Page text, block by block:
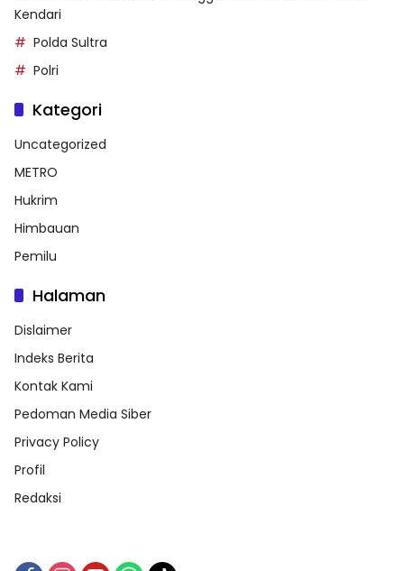
Kendari
Polda Sultra
Polri
Kategori
Uncategorized
METRO
Hukrim
Himbauan
Pemilu
Halaman
Dislaimer
Indeks Berita
Kontak Kami
Pedoman Media Siber
Privacy Policy
Profil
Redaksi